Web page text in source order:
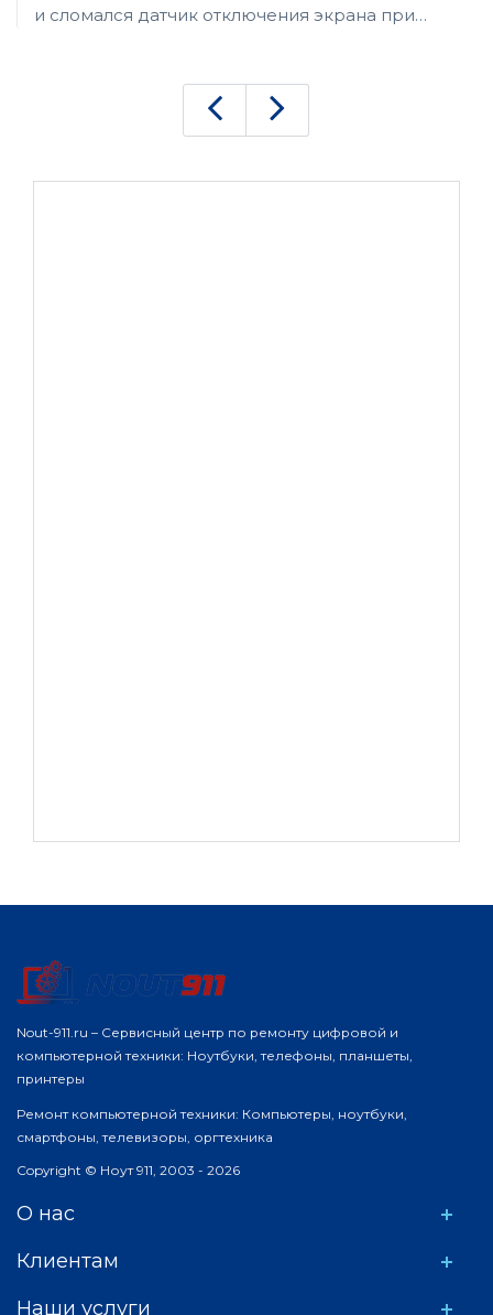
и сломался датчик отключения экрана при
- микросхемы, как раз отвечающей за звук.
Ремонт сделали за полдня. Работой мастеров
работает как положено, кроме того, даже если
Nout-911.ru – Сервисный центр по ремонту цифровой и
компьютерной техники: Ноутбуки, телефоны, планшеты,
принтеры
Ремонт компьютерной техники: Компьютеры, ноутбуки,
смартфоны, телевизоры, оргтехника
Copyright © Ноут 911, 2003 - 2026
О нас
Клиентам
Наши услуги